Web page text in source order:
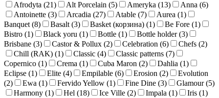
Afrodyta (21) Alt Porcelain (5) Ameryka (13) Anna (6)
Antoinette (3) Arcadia (27) Atable (7) Aurea (1)
Banquet (8) Basalt (3) Basket (корзина) (1) Be Fore (1)
Bistro (1) Black yoru (1) Bottle (1) Bottle holder (3)
Brisbane (3) Castor & Рollux (2) Celebration (6) Chefs (2)
Chill (RAK) (1) Classic (4) Classic patterns (7)
Copernico (1) Crema (1) Cuba Maron (2) Dahlia (1)
Eclipse (1) Elite (4) Empilable (6) Erosion (2)
Evolution
(2) Ewa (1) Fervido Yellow (1) Fine Dine (3) Glamour (5)
Harmony (1) Hel (18) Ice Ville (2) Impala (1) Iris (1)